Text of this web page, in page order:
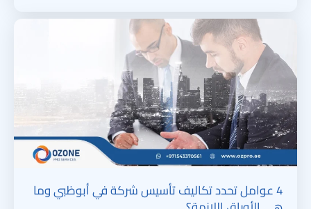
4 عوامل تحدد تكاليف تأسيس شركة في أبوظبي وما